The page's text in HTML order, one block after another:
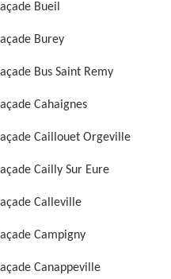
Bueil
Burey
Bus Saint Remy
Cahaignes
Caillouet Orgeville
Cailly Sur Eure
Calleville
Campigny
Canappeville